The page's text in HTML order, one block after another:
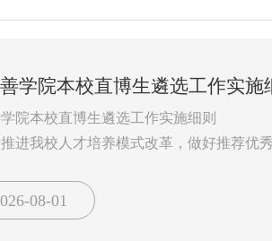
学院本校直博生遴选工作实施
院本校直博生遴选工作实施细则
进我校人才培养模式改革，做好推荐优
则。
导
08-01